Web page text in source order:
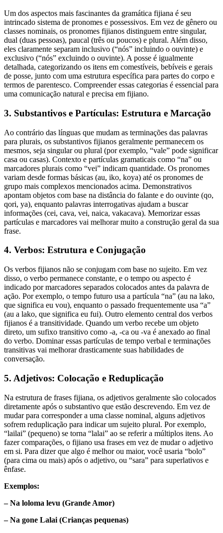
Um dos aspectos mais fascinantes da gramática fijiana é seu
intrincado sistema de pronomes e possessivos. Em vez de gênero ou
classes nominais, os pronomes fijianos distinguem entre singular,
dual (duas pessoas), paucal (três ou poucos) e plural. Além disso,
eles claramente separam inclusivo (“nós” incluindo o ouvinte) e
exclusivo (“nós” excluindo o ouvinte). A posse é igualmente
detalhada, categorizando os itens em comestíveis, bebíveis e gerais
de posse, junto com uma estrutura específica para partes do corpo e
termos de parentesco. Compreender essas categorias é essencial para
uma comunicação natural e precisa em fijiano.
3. Substantivos e Partículas: Estrutura e Marcação
Ao contrário das línguas que mudam as terminações das palavras
para plurais, os substantivos fijianos geralmente permanecem os
mesmos, seja singular ou plural (por exemplo, “vale” pode significar
casa ou casas). Contexto e partículas gramaticais como “na” ou
marcadores plurais como “vei” indicam quantidade. Os pronomes
variam desde formas básicas (au, iko, koya) até os pronomes de
grupo mais complexos mencionados acima. Demonstrativos
apontam objetos com base na distância do falante e do ouvinte (qo,
qori, ya), enquanto palavras interrogativas ajudam a buscar
informações (cei, cava, vei, naica, vakacava). Memorizar essas
partículas e marcadores vai melhorar muito a construção geral da sua
frase.
4. Verbos: Estrutura e Conjugação
Os verbos fijianos não se conjugam com base no sujeito. Em vez
disso, o verbo permanece constante, e o tempo ou aspecto é
indicado por marcadores separados colocados antes da palavra de
ação. Por exemplo, o tempo futuro usa a partícula “na” (au na lako,
que significa eu vou), enquanto o passado frequentemente usa “a”
(au a lako, que significa eu fui). Outro elemento central dos verbos
fijianos é a transitividade. Quando um verbo recebe um objeto
direto, um sufixo transitivo como -a, -ca ou -va é anexado ao final
do verbo. Dominar essas partículas de tempo verbal e terminações
transitivas vai melhorar drasticamente suas habilidades de
conversação.
5. Adjetivos: Colocação e Reduplicação
Na estrutura de frases fijiana, os adjetivos geralmente são colocados
diretamente após o substantivo que estão descrevendo. Em vez de
mudar para corresponder a uma classe nominal, alguns adjetivos
sofrem reduplicação para indicar um sujeito plural. Por exemplo,
“lailai” (pequeno) se torna “lalai” ao se referir a múltiplos itens. Ao
fazer comparações, o fijiano usa frases em vez de mudar o adjetivo
em si. Para dizer que algo é melhor ou maior, você usaria “bolo”
(para cima ou mais) após o adjetivo, ou “sara” para superlativos e
ênfase.
Exemplos:
– Na loloma levu (Grande Amor)
– Na gone Lalai (Crianças pequenas)